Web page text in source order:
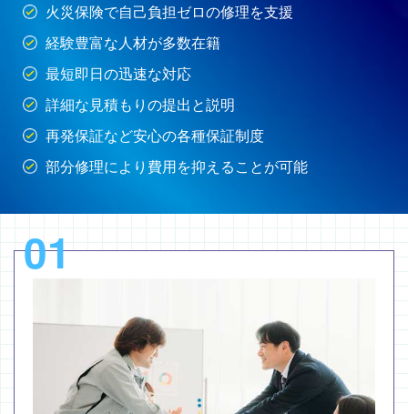
火災保険で自己負担ゼロの修理を支援
経験豊富な人材が多数在籍
最短即日の迅速な対応
詳細な見積もりの提出と説明
再発保証など安心の各種保証制度
部分修理により費用を抑えることが可能
01